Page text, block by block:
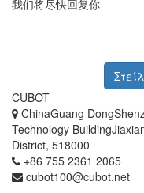
我们将尽快回复你
CUBOT
ChinaGuang
Technology
District, 518000
+86 755 2361 2065
cubot100@cubot.net